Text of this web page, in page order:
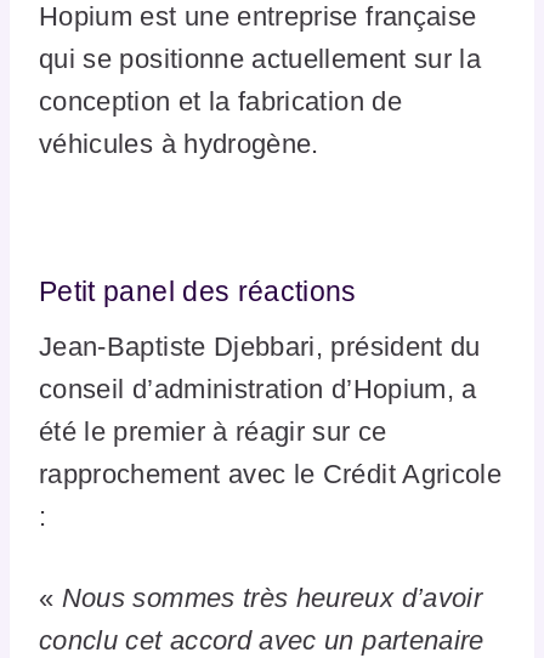
Hopium est une entreprise française
qui se positionne actuellement sur la
conception et la fabrication de
véhicules à hydrogène.
Petit panel des réactions
Jean-Baptiste Djebbari, président du
conseil d’administration d’Hopium, a
été le premier à réagir sur ce
rapprochement avec le Crédit Agricole
:
« Nous sommes très heureux d’avoir
conclu cet accord avec un partenaire